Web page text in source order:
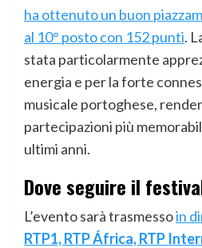
ha ottenuto un buon
al 10° posto con 152 punti.
stata particolarmente
energia e per la forte
musicale portoghese,
partecipazioni più
ultimi anni.
Dove seguire il
L’evento sarà trasmessoin
RTP1, RTP África, RTP